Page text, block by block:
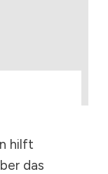
hilft
das